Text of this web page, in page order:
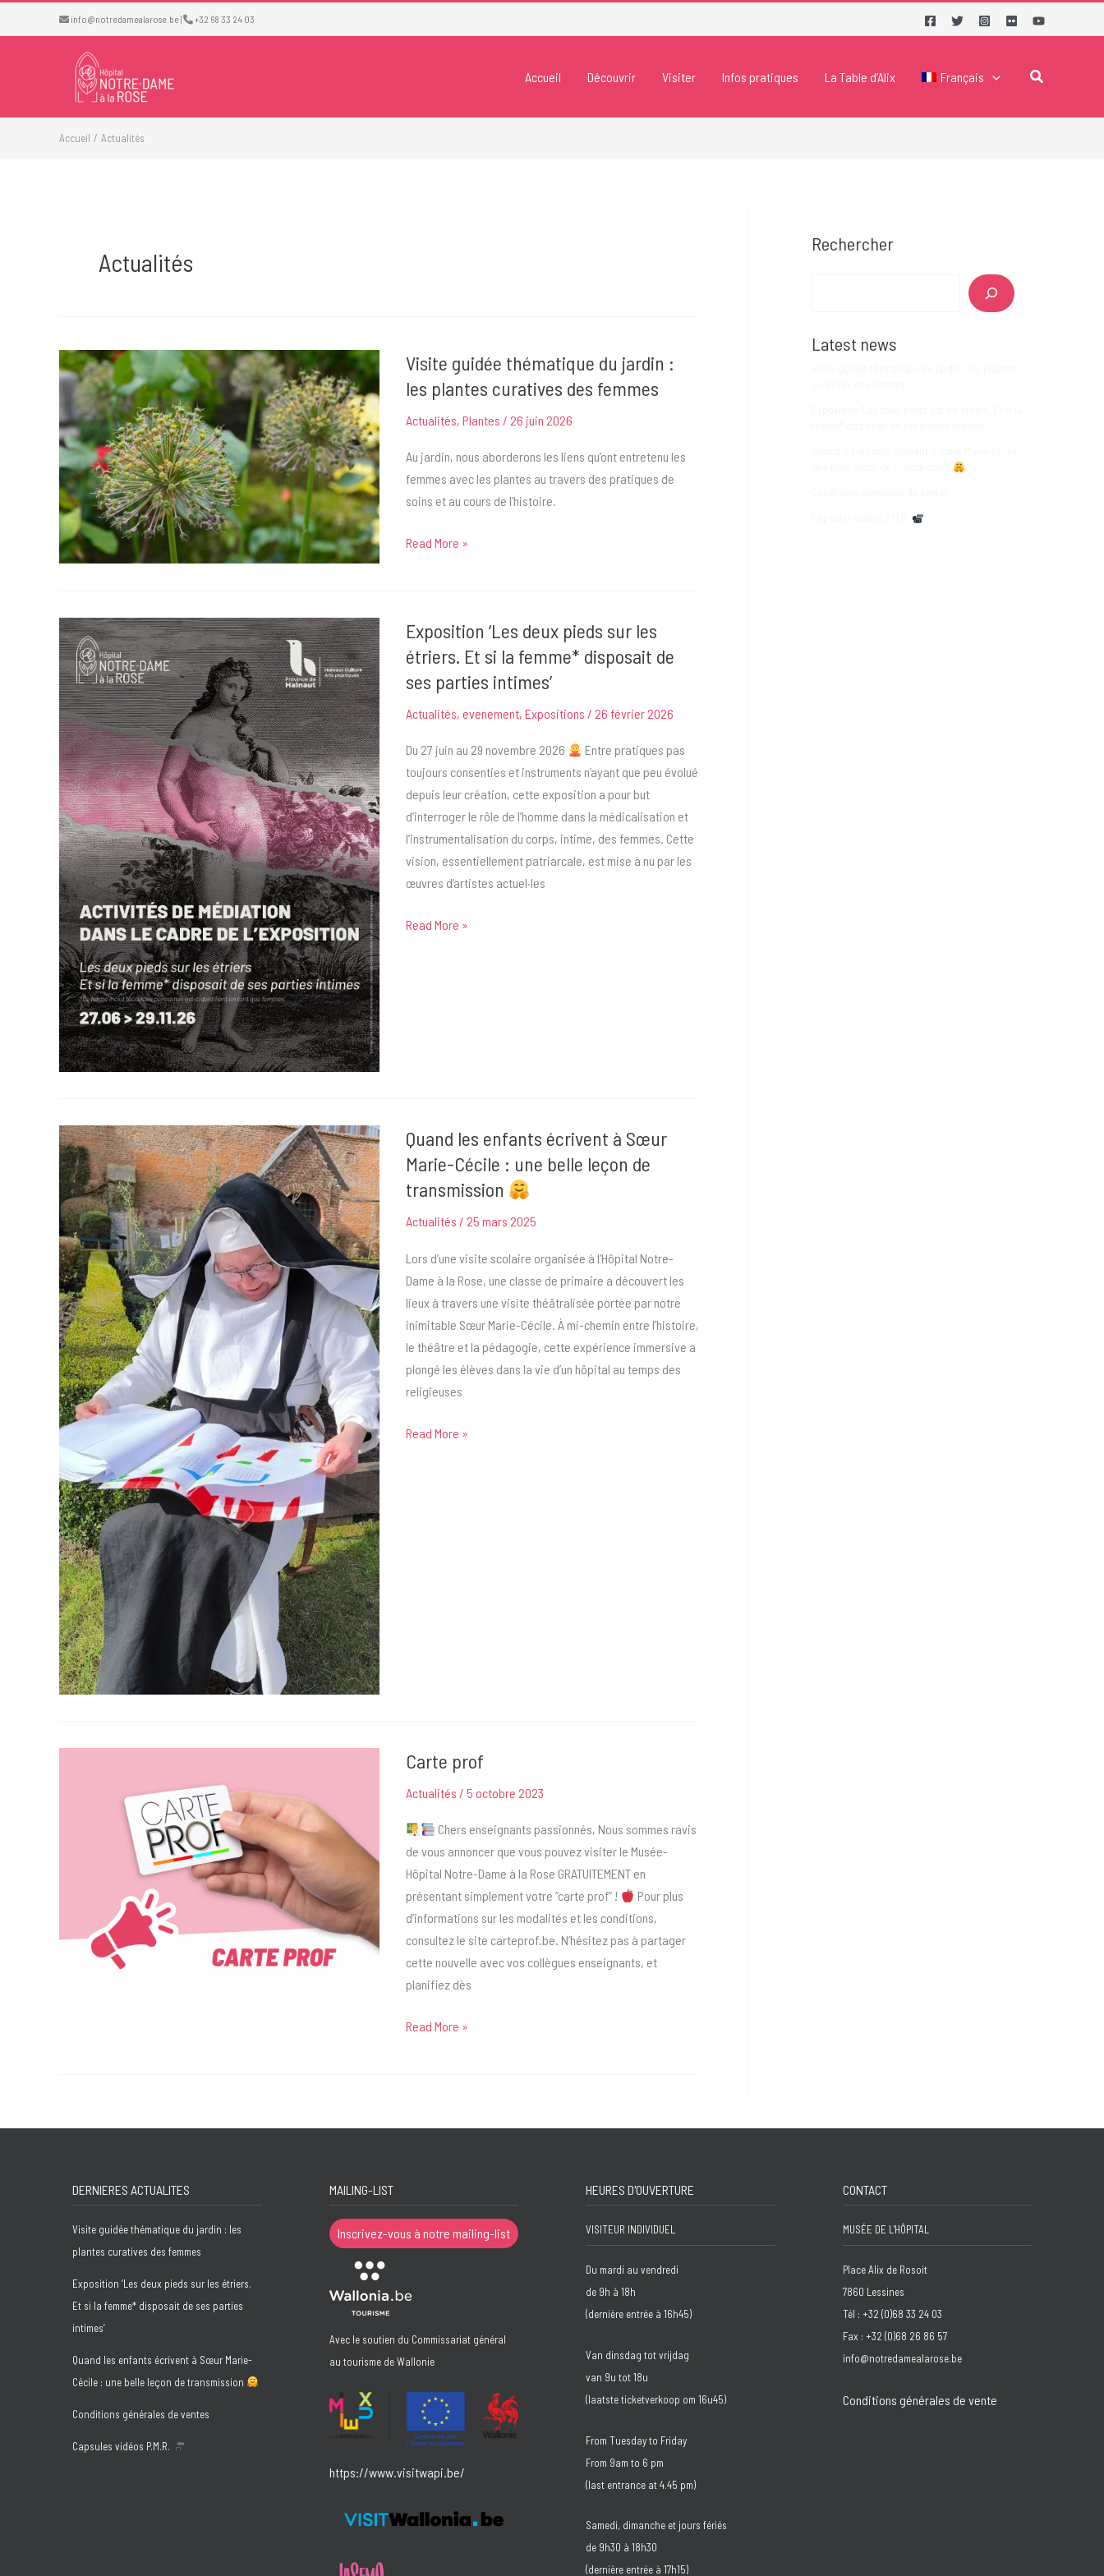
au
info@notredamealarose.be| +32 68 33 24 03
Accueil Découvrir Visiter Infos pratiques La Table d’Alix Français Rechercher
Accueil Actualités
Actualités
Visite guidée thématique du jardin :
les plantes curatives des femmes
Actualités, Plantes / 26 juin 2026
Au jardin, nous aborderons les liens qu’ont entretenu les
femmes avec les plantes au travers des pratiques de
soins et au cours de l’histoire.
Visite
jardin
:
plantes
curatives
Read More »
Exposition ‘Les deux pieds sur les
étriers. Et si la femme* disposait de
ses parties intimes’
Actualités, evenement, Expositions / 26 février 2026
Du 27 juin au 29 novembre 2026
Entre pratiques pas
toujours consenties et instruments n’ayant que peu évolué
depuis leur création, cette exposition a pour but
d’interroger le rôle de l’homme dans la médicalisation et
l’instrumentalisation du corps, intime, des femmes. Cette
vision, essentiellement patriarcale, est mise à nu par les
œuvres d’artistes actuel·les
Exposition
femme*
disposait
de
intimes’
Read More »
Quand les enfants écrivent à Sœur
Marie-Cécile : une belle leçon de
transmission
Actualités / 25 mars 2025
Lors d’une visite scolaire organisée à l’Hôpital Notre-
Dame à la Rose, une classe de primaire a découvert les
lieux à travers une visite théâtralisée portée par notre
inimitable Sœur Marie-Cécile. À mi-chemin entre l’histoire,
le théâtre et la pédagogie, cette expérience immersive a
plongé les élèves dans la vie d’un hôpital au temps des
religieuses
Quand
Read More »
Carte prof
Actualités / 5 octobre 2023
Chers enseignants passionnés, Nous sommes ravis
de vous annoncer que vous pouvez visiter le Musée-
Hôpital Notre-Dame à la Rose GRATUITEMENT en
présentant simplement votre “carte prof” !
Pour plus
d’informations sur les modalités et les conditions,
consultez le site carteprof.be. N’hésitez pas à partager
cette nouvelle avec vos collègues enseignants, et
planifiez dès
Carte
Read More »
Rechercher
Latest news
DERNIERES ACTUALITES
Visite guidée thématique du jardin : les
plantes curatives des femmes
Exposition ‘Les deux pieds sur les étriers.
Et si la femme* disposait de ses parties
intimes’
Quand les enfants écrivent à Sœur Marie-
Cécile : une belle leçon de transmission
Conditions générales de ventes
Capsules vidéos P.M.R.
MAILING-LIST
Inscrivez-vous à notre mailing-list
Avec le soutien du Commissariat général
au tourisme de Wallonie
https://www.visitwapi.be/
HEURES D'OUVERTURE
VISITEUR INDIVIDUEL
Du mardi au vendredi
de 9h à 18h
(dernière entrée à 16h45)
Van dinsdag tot vrijdag
van 9u tot 18u
(laatste ticketverkoop om 16u45)
From Tuesday to Friday
From 9am to 6 pm
(last entrance at 4.45 pm)
Samedi, dimanche et jours fériés
de 9h30 à 18h30
(dernière entrée à 17h15)
CONTACT
MUSÉE DE L'HÔPITAL
Place Alix de Rosoit
7860 Lessines
Tél : +32 (0)68 33 24 03
Fax : +32 (0)68 26 86 57
info@notredamealarose.be
Conditions générales de vente